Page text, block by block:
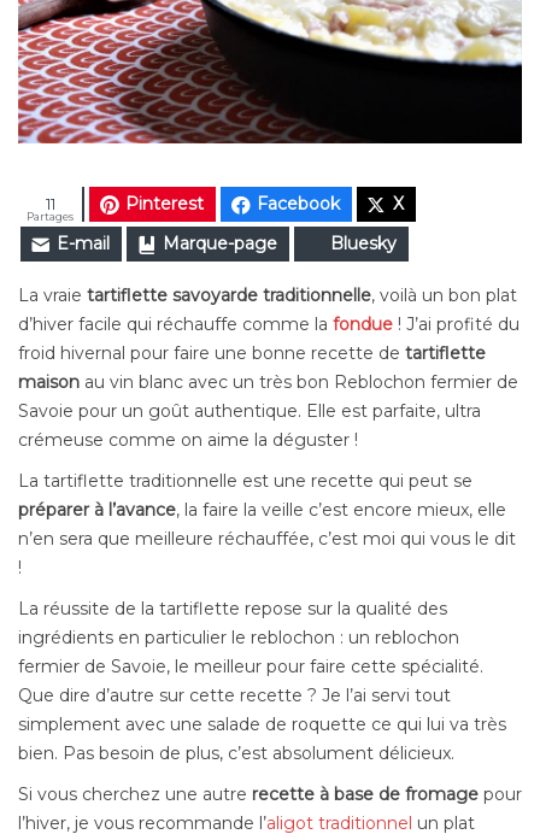
Pinterest Facebook
X
E-mail
Marque-page Bluesky
Partages
11
La vraie tartiflette savoyarde traditionnelle, voilà un bon plat
d’hiver facile qui réchauffe comme la fondue ! J’ai profité du
froid hivernal pour faire une bonne recette de tartiflette
maison au vin blanc avec un très bon Reblochon fermier de
Savoie pour un goût authentique. Elle est parfaite, ultra
crémeuse comme on aime la déguster !
La tartiflette traditionnelle est une recette qui peut se
préparer à l’avance, la faire la veille c’est encore mieux, elle
n’en sera que meilleure réchauffée, c’est moi qui vous le dit
!
La réussite de la tartiflette repose sur la qualité des
ingrédients en particulier le reblochon : un reblochon
fermier de Savoie, le meilleur pour faire cette spécialité.
Que dire d’autre sur cette recette ? Je l’ai servi tout
simplement avec une salade de roquette ce qui lui va très
bien. Pas besoin de plus, c’est absolument délicieux.
Si vous cherchez une autre recette à base de fromage pour
l’hiver, je vous recommande l’aligot traditionnel un plat